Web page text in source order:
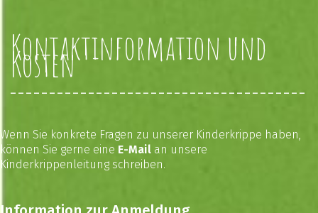
Kontaktinformation und
Kosten
Wenn Sie konkrete Fragen zu unserer Kinderkrippe haben,
können Sie gerne eine E-Mail an unsere
Kinderkrippenleitung schreiben.